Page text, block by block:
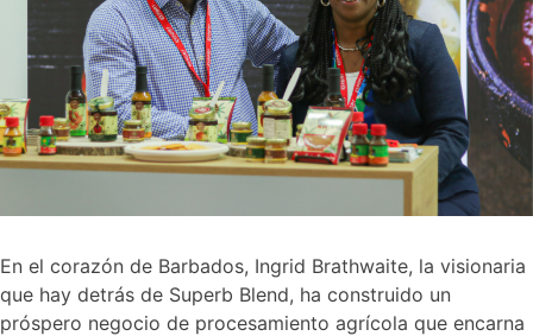
En el corazón de Barbados, Ingrid Brathwaite, la visionaria
que hay detrás de Superb Blend, ha construido un
próspero negocio de procesamiento agrícola que encarna